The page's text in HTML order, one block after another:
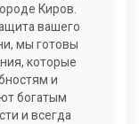
Киров.
вашего
мы готовы
которые
и
богатым
и всегда